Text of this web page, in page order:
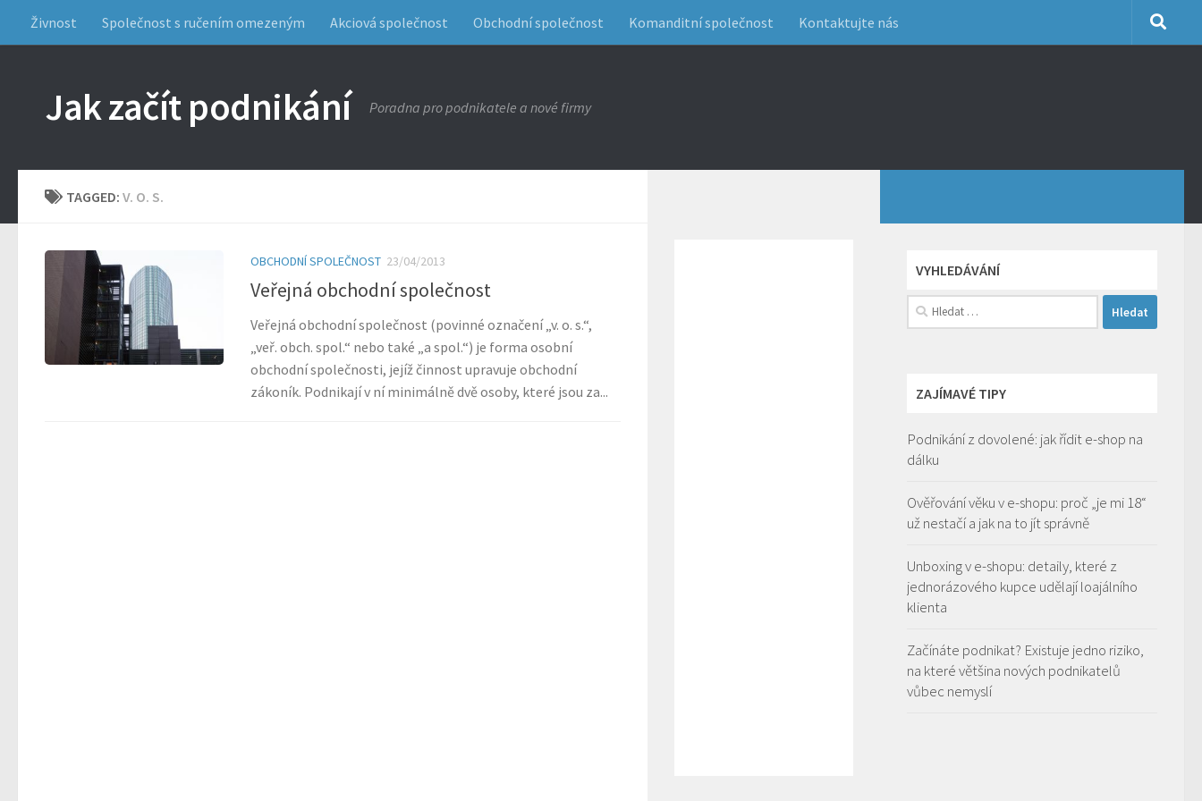
Živnost Společnost s ručením omezeným Akciová společnost Obchodní společnost Komanditní společnost Kontaktujte nás
Jak začít podnikání Poradna pro podnikatele a nové firmy
TAGGED: V. O. S.
OBCHODNÍ SPOLEČNOST 23/04/2013
Veřejná obchodní společnost
Veřejná obchodní společnost (povinné označení „v. o. s.“,
„veř. obch. spol.“ nebo také „a spol.“) je forma osobní
obchodní společnosti, jejíž činnost upravuje obchodní
zákoník. Podnikají v ní minimálně dvě osoby, které jsou za...
VYHLEDÁVÁNÍ
Vyhledávání
ZAJÍMAVÉ TIPY
Podnikání z dovolené: jak řídit e-shop na
dálku
Ověřování věku v e-shopu: proč „je mi 18“
už nestačí a jak na to jít správně
Unboxing v e-shopu: detaily, které z
jednorázového kupce udělají loajálního
klienta
Začínáte podnikat? Existuje jedno riziko,
na které většina nových podnikatelů
vůbec nemyslí